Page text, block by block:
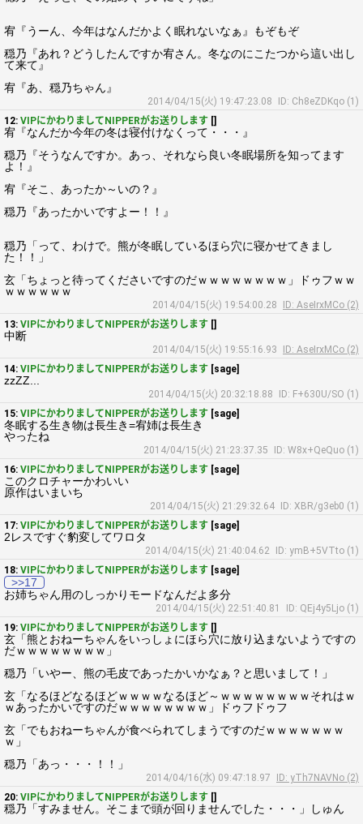
宥『うーん、今年はなんだかよく眠れないなぁ』もぞもぞ
穏乃『あれ？どうしたんですか宥さん。冬なのにこたつから這い出し
て来て』
宥『あ、穏乃ちゃん』
2014/04/15(火) 19:47:23.08
ID: Ch8eZDKqo (1)
12: VIPにかわりましてNIPPERがお送りします []
宥『なんだか今年の冬は寝付けなくって・・・』
穏乃『そうなんですか。あっ、それなら良い冬眠場所を知ってます
よ！』
宥『そこ、あったか～いの？』
穏乃『あったかいですよー！！』
穏乃「って、わけで。熊が冬眠しているほら穴に寝かせてきまし
た！！」
玄「ちょっと待ってくださいですのだｗｗｗｗｗｗｗｗ」ドゥフｗｗ
ｗｗｗｗｗｗ
2014/04/15(火) 19:54:00.28
ID: AseIrxMCo (2)
13: VIPにかわりましてNIPPERがお送りします []
中断
2014/04/15(火) 19:55:16.93
ID: AseIrxMCo (2)
14: VIPにかわりましてNIPPERがお送りします [sage]
zzZZ...
2014/04/15(火) 20:32:18.88
ID: F+630U/SO (1)
15: VIPにかわりましてNIPPERがお送りします [sage]
冬眠する生き物は長生き=宥姉は長生き
やったね
2014/04/15(火) 21:23:37.35
ID: W8x+QeQuo (1)
16: VIPにかわりましてNIPPERがお送りします [sage]
このクロチャーかわいい
原作はいまいち
2014/04/15(火) 21:29:32.64
ID: XBR/g3eb0 (1)
17: VIPにかわりましてNIPPERがお送りします [sage]
2レスですぐ豹変してワロタ
2014/04/15(火) 21:40:04.62
ID: ymB+5VTto (1)
18: VIPにかわりましてNIPPERがお送りします [sage]
>>17
お姉ちゃん用のしっかりモードなんだよ多分
2014/04/15(火) 22:51:40.81
ID: QEj4y5Ljo (1)
19: VIPにかわりましてNIPPERがお送りします []
玄「熊とおねーちゃんをいっしょにほら穴に放り込まないようですの
だｗｗｗｗｗｗｗｗ」
穏乃「いやー、熊の毛皮であったかいかなぁ？と思いまして！」
玄「なるほどなるほどｗｗｗｗなるほど～ｗｗｗｗｗｗｗｗそれはｗ
ｗあったかいですのだｗｗｗｗｗｗｗｗ」ドゥフドゥフ
玄「でもおねーちゃんが食べられてしまうですのだｗｗｗｗｗｗｗ
ｗ」
穏乃「あっ・・・！！」
2014/04/16(水) 09:47:18.97
ID: yTh7NAVNo (2)
20: VIPにかわりましてNIPPERがお送りします []
穏乃「すみません。そこまで頭が回りませんでした・・・」しゅん